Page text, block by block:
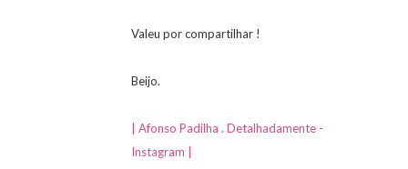
Valeu por compartilhar !
Beijo.
| Afonso Padilha . Detalhadamente -
Instagram |